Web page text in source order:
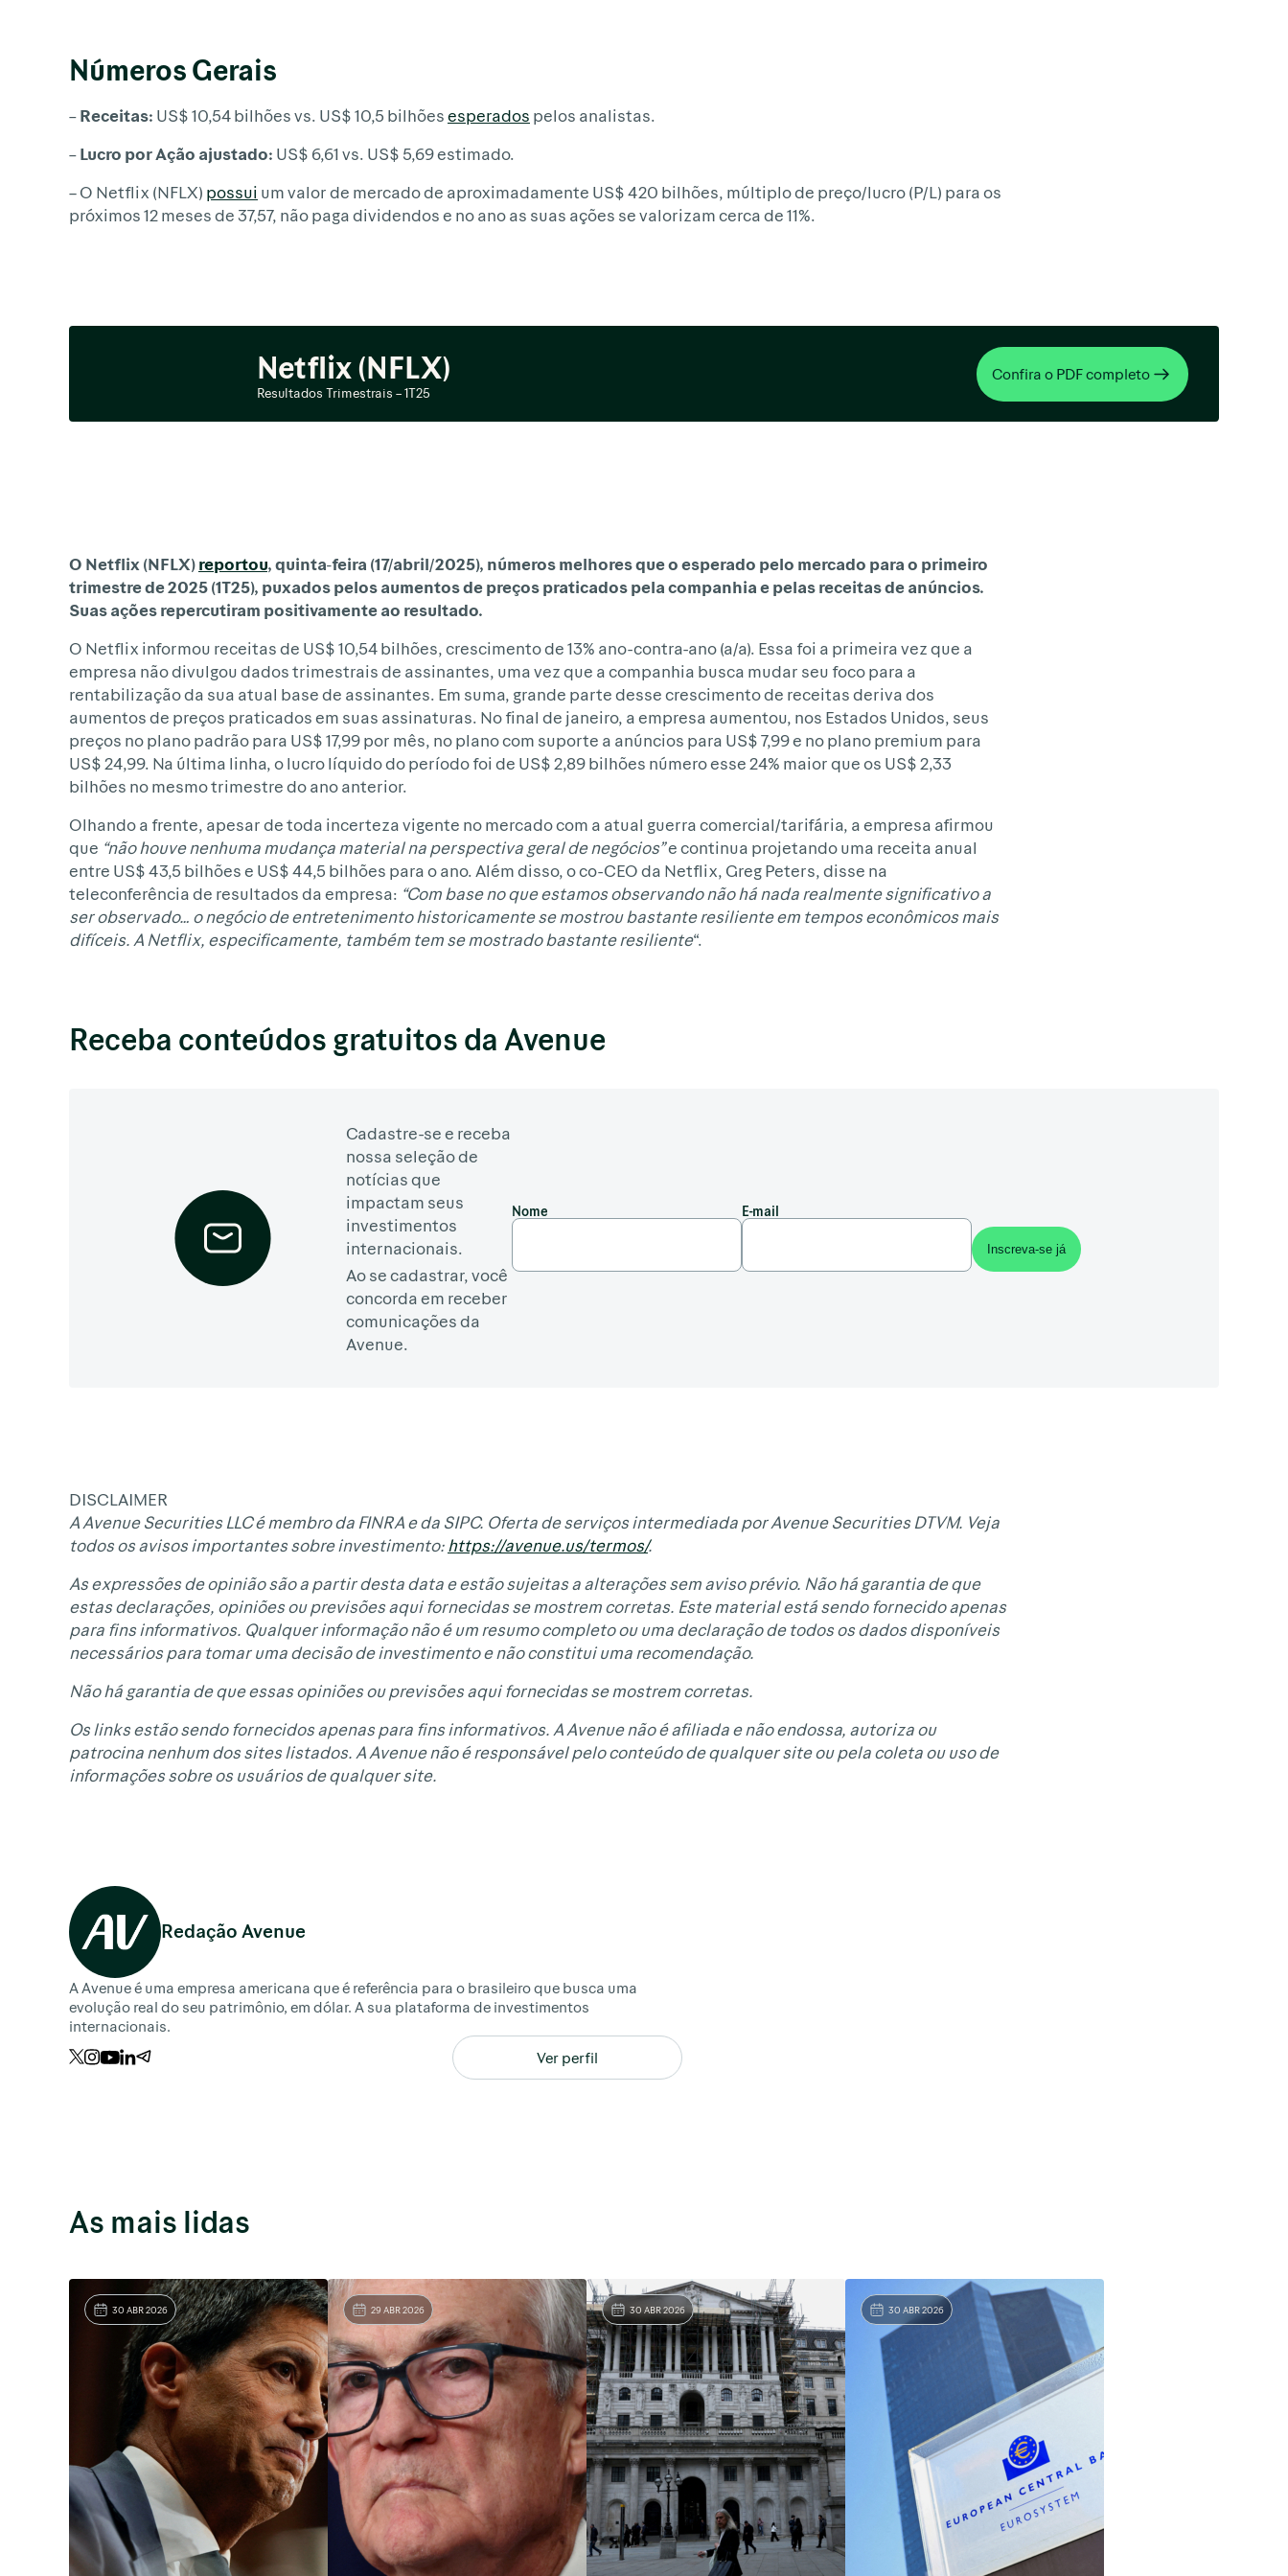
Números Gerais
– Receitas: US$ 10,54 bilhões vs. US$ 10,5 bilhõesesperados pelos analistas.
– Lucro por Ação ajustado: US$ 6,61 vs. US$ 5,69 estimado.
– O Netflix (NFLX) possui um valor de mercado de aproximadamente US$ 420 bilhões, múltiplo de preço/lucro (P/L) para os
próximos 12 meses de 37,57, não paga dividendos e no ano as suas ações se valorizam cerca de 11%.
Netflix (NFLX)
Resultados Trimestrais – 1T25
Confira o PDF completo
O Netflix (NFLX)reportou, quinta-feira (17/abril/2025), números melhores que o esperado pelo mercado para o primeiro
trimestre de 2025 (1T25), puxados pelos aumentos de preços praticados pela companhia e pelas receitas de anúncios.
Suas ações repercutiram positivamente ao resultado.
O Netflix informou receitas de US$ 10,54 bilhões, crescimento de 13% ano-contra-ano (a/a). Essa foi a primeira vez que a
empresa não divulgou dados trimestrais de assinantes, uma vez que a companhia busca mudar seu foco para a
rentabilização da sua atual base de assinantes. Em suma, grande parte desse crescimento de receitas deriva dos
aumentos de preços praticados em suas assinaturas. No final de janeiro, a empresa aumentou, nos Estados Unidos, seus
preços no plano padrão para US$ 17,99 por mês, no plano com suporte a anúncios para US$ 7,99 e no plano premium para
US$ 24,99. Na última linha, o lucro líquido do período foi de US$ 2,89 bilhões número esse 24% maior que os US$ 2,33
bilhões no mesmo trimestre do ano anterior.
Olhando a frente, apesar de toda incerteza vigente no mercado com a atual guerra comercial/tarifária, a empresa afirmou
que “não houve nenhuma mudança material na perspectiva geral de negócios”e continua projetando uma receita anual
entre US$ 43,5 bilhões e US$ 44,5 bilhões para o ano. Além disso, o co-CEO da Netflix, Greg Peters, disse na
teleconferência de resultados da empresa: “Com base no que estamos observando não há nada realmente significativo a
ser observado… o negócio de entretenimento historicamente se mostrou bastante resiliente em tempos econômicos mais
difíceis. A Netflix, especificamente, também tem se mostrado bastante resiliente“.
Receba conteúdos gratuitos da Avenue
Cadastre-se e receba
nossa seleção de
notícias que
impactam seus
investimentos
internacionais.
Ao se cadastrar, você
concorda em receber
comunicações da
Avenue.
Nome E-mail
DISCLAIMER
A Avenue Securities LLC é membro da FINRA e da SIPC. Oferta de serviços intermediada por Avenue Securities DTVM. Veja
todos os avisos importantes sobre investimento: https://avenue.us/termos/.
As expressões de opinião são a partir desta data e estão sujeitas a alterações sem aviso prévio. Não há garantia de que
estas declarações, opiniões ou previsões aqui fornecidas se mostrem corretas. Este material está sendo fornecido apenas
para fins informativos. Qualquer informação não é um resumo completo ou uma declaração de todos os dados disponíveis
necessários para tomar uma decisão de investimento e não constitui uma recomendação.
Não há garantia de que essas opiniões ou previsões aqui fornecidas se mostrem corretas.
Os links estão sendo fornecidos apenas para fins informativos. A Avenue não é afiliada e não endossa, autoriza ou
patrocina nenhum dos sites listados. A Avenue não é responsável pelo conteúdo de qualquer site ou pela coleta ou uso de
informações sobre os usuários de qualquer site.
Redação Avenue
A Avenue é uma empresa americana que é referência para o brasileiro que busca uma
evolução real do seu patrimônio, em dólar. A sua plataforma de investimentos
internacionais.
Ver perfil
As mais lidas
30 ABR 2026 29 ABR 2026 30 ABR 2026 30 ABR 2026